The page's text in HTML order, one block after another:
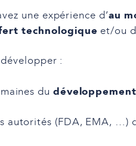
une expérience d’au
technologique et/ou
:
du
autorités (FDA, EMA, …)